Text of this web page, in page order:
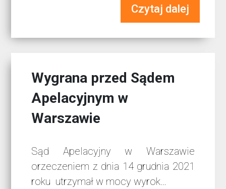
Czytaj dalej
Wygrana przed Sądem
Apelacyjnym w
Warszawie
Sąd Apelacyjny w Warszawie
orzeczeniem z dnia 14 grudnia 2021
roku utrzymał w mocy wyrok…